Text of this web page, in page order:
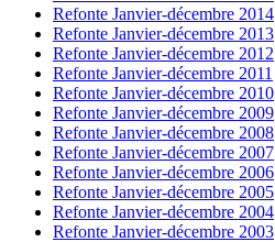
Refonte Janvier-décembre 2014
Refonte Janvier-décembre 2013
Refonte Janvier-décembre 2012
Refonte Janvier-décembre 2011
Refonte Janvier-décembre 2010
Refonte Janvier-décembre 2009
Refonte Janvier-décembre 2008
Refonte Janvier-décembre 2007
Refonte Janvier-décembre 2006
Refonte Janvier-décembre 2005
Refonte Janvier-décembre 2004
Refonte Janvier-décembre 2003